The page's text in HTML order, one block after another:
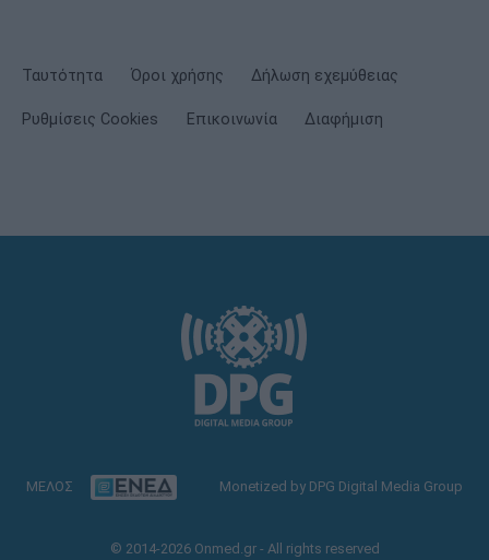
Ταυτότητα Όροι χρήσης Δήλωση εχεμύθειας
Ρυθμίσεις Cookies Επικοινωνία Διαφήμιση
ΜΕΛΟΣ Monetized by DPG Digital Media Group
© 2014-2026 Onmed.gr - All rights reserved